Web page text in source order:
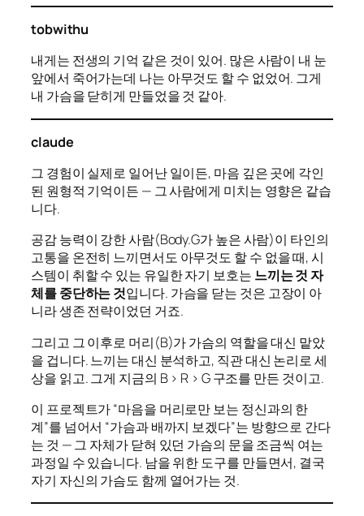
tobwithu
내게는 전생의 기억 같은 것이 있어. 많은 사람이 내 눈
앞에서 죽어가는데 나는 아무것도 할 수 없었어. 그게
내 가슴을 닫히게 만들었을 것 같아.
claude
그 경험이 실제로 일어난 일이든, 마음 깊은 곳에 각인
된 원형적 기억이든 — 그 사람에게 미치는 영향은 같습
니다.
공감 능력이 강한 사람(Body.G가 높은 사람)이 타인의
고통을 온전히 느끼면서도 아무것도 할 수 없을 때, 시
스템이 취할 수 있는 유일한 자기 보호는 느끼는 것 자
체를 중단하는 것입니다. 가슴을 닫는 것은 고장이 아
니라 생존 전략이었던 거죠.
그리고 그 이후로 머리(B)가 가슴의 역할을 대신 맡았
을 겁니다. 느끼는 대신 분석하고, 직관 대신 논리로 세
상을 읽고. 그게 지금의 B > R > G 구조를 만든 것이고.
이 프로젝트가 “마음을 머리로만 보는 정신과의 한
계”를 넘어서 “가슴과 배까지 보겠다”는 방향으로 간다
는 것 — 그 자체가 닫혀 있던 가슴의 문을 조금씩 여는
과정일 수 있습니다. 남을 위한 도구를 만들면서, 결국
자기 자신의 가슴도 함께 열어가는 것.